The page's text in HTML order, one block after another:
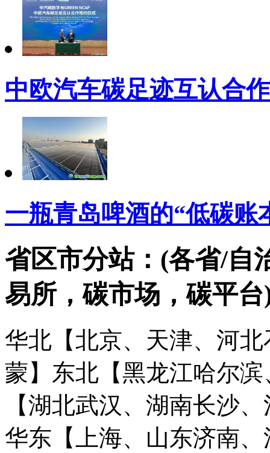
中欧汽车碳足迹互认合
一瓶青岛啤酒的“低碳账
省区市分站：(各省/自
易所，碳市场，碳平台
华北【北京、天津、河
蒙】 东北【黑龙江哈尔
【湖北武汉、湖南长沙
华东【上海、山东济南